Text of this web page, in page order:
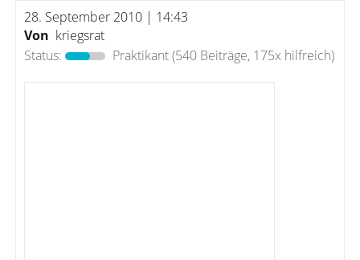
28. September 2010 | 14:43
Von kriegsrat
Status:
Praktikant(540 Beiträge, 175x hilfreich)